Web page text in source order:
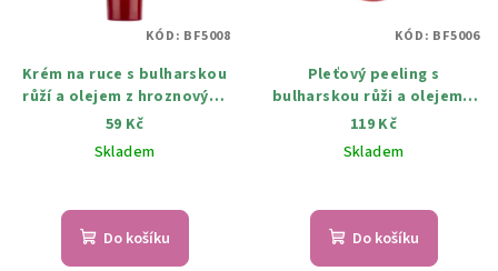
Krém na ruce s bulharskou
růží a olejem z hroznových
jader 75 ml
59 Kč
Skladem
Do košíku
KÓD: BF5008
Pleťový peeling s
bulharskou růži a olejem z
hroznových jader 100ml
119 Kč
Skladem
hodnocení
produktu
Do košíku
KÓD: BF5006